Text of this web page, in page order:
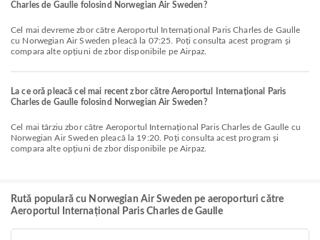
Charles de Gaulle folosind Norwegian Air Sweden?
Cel mai devreme zbor către Aeroportul Internațional Paris Charles de Gaulle
cu Norwegian Air Sweden pleacă la 07:25. Poți consulta acest program și
compara alte opțiuni de zbor disponibile pe Airpaz.
La ce oră pleacă cel mai recent zbor către Aeroportul Internațional Paris
Charles de Gaulle folosind Norwegian Air Sweden?
Cel mai târziu zbor către Aeroportul Internațional Paris Charles de Gaulle cu
Norwegian Air Sweden pleacă la 19:20. Poți consulta acest program și
compara alte opțiuni de zbor disponibile pe Airpaz.
Rută populară cu Norwegian Air Sweden pe aeroporturi către
Aeroportul Internațional Paris Charles de Gaulle